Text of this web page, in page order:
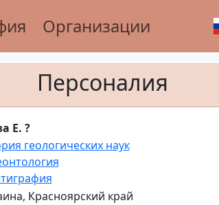
Организации
Персоналия
Е. ?
геологических наук
Красноярский край